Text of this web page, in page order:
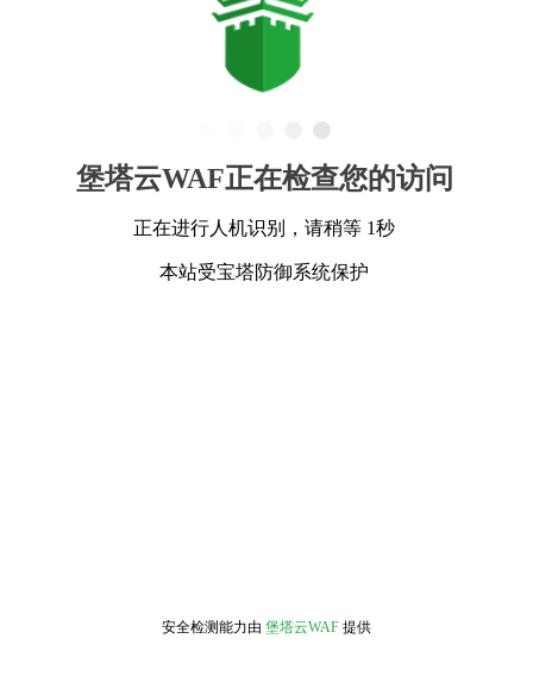
堡塔云WAF正在检查您的访问
正在进行人机识别，请稍等 1秒
本站受宝塔防御系统保护
安全检测能力由 堡塔云WAF 提供